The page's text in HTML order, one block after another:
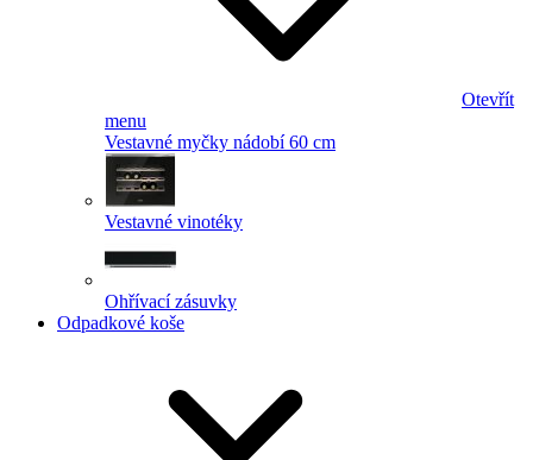
Otevřít
menu
Vestavné myčky nádobí 60 cm
Vestavné vinotéky
Ohřívací zásuvky
Odpadkové koše